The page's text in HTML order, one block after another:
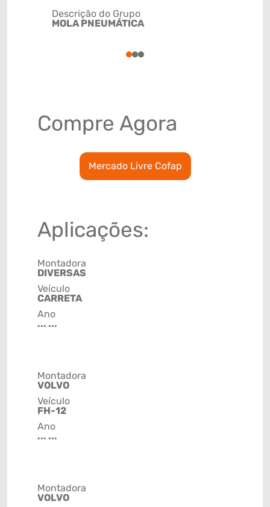
Descrição do Grupo
MOLA PNEUMÁTICA
123
Compre Agora
Mercado Livre Cofap
Aplicações:
Montadora
DIVERSAS
Veículo
CARRETA
Ano
... ...
Montadora
VOLVO
Veículo
FH-12
Ano
... ...
Montadora
VOLVO